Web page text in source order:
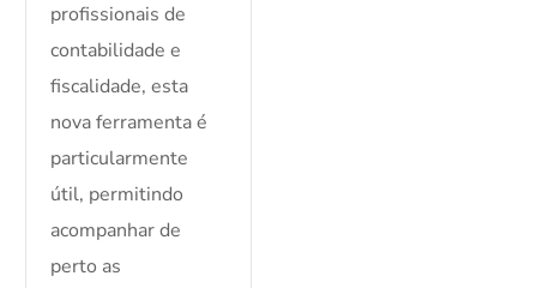
profissionais de
contabilidade e
fiscalidade, esta
nova ferramenta é
particularmente
útil, permitindo
acompanhar de
perto as